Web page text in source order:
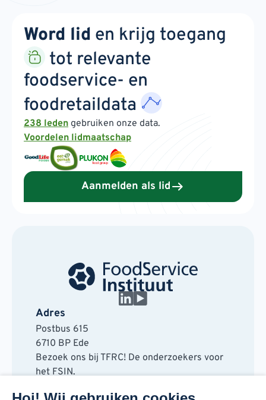
Word lid en krijg toegang
tot relevante
foodservice- en
foodretaildata
238 leden gebruiken onze data.
Voordelen lidmaatschap
Aanmelden als lid
Adres
Postbus 615
6710 BP Ede
Bezoek ons bij TFRC! De onderzoekers voor
het FSIN.